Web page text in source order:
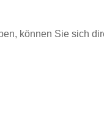
können Sie sich